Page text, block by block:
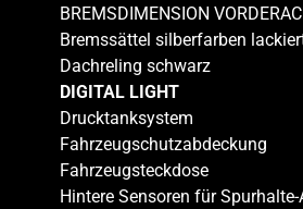
BREMSDIMENSION
Bremssättel silberfarben
Dachreling schwarz
DIGITAL LIGHT
Drucktanksystem
Fahrzeugschutzabdeckung
Fahrzeugsteckdose
Hintere Sensoren für